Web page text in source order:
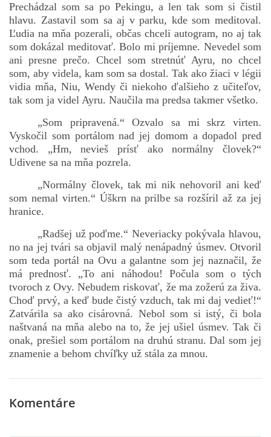
Prechádzal som sa po Pekingu, a len tak som si čistil
hlavu. Zastavil som sa aj v parku, kde som meditoval.
Ľudia na mňa pozerali, občas chceli autogram, no aj tak
som dokázal meditovať. Bolo mi príjemne. Nevedel som
ani presne prečo. Chcel som stretnúť Ayru, no chcel
som, aby videla, kam som sa dostal. Tak ako žiaci v légii
vidia mňa, Niu, Wendy či niekoho ďalšieho z učiteľov,
tak som ja videl Ayru. Naučila ma predsa takmer všetko.
„Som pripravená.“ Ozvalo sa mi skrz virten.
Vyskočil som portálom nad jej domom a dopadol pred
vchod. „Hm, nevieš prísť ako normálny človek?“
Udivene sa na mňa pozrela.
„Normálny človek, tak mi nik nehovoril ani keď
som nemal virten.“ Úškrn na prilbe sa rozšíril až za jej
hranice.
„Radšej už poďme.“ Neveriacky pokývala hlavou,
no na jej tvári sa objavil malý nenápadný úsmev. Otvoril
som teda portál na Ovu a galantne som jej naznačil, že
má prednosť. „To ani náhodou! Počula som o tých
tvoroch z Ovy. Nebudem riskovať, že ma zožerú za živa.
Choď prvý, a keď bude čistý vzduch, tak mi daj vedieť!“
Zatvárila sa ako cisárovná. Nebol som si istý, či bola
naštvaná na mňa alebo na to, že jej ušiel úsmev. Tak či
onak, prešiel som portálom na druhú stranu. Dal som jej
znamenie a behom chvíľky už stála za mnou.
Komentáre